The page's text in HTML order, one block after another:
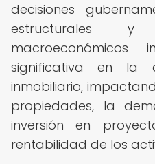
decisiones
estructurales y
macroeconómicos
significativa en la
inmobiliario,
propiedades, la
inversión en
rentabilidad de los